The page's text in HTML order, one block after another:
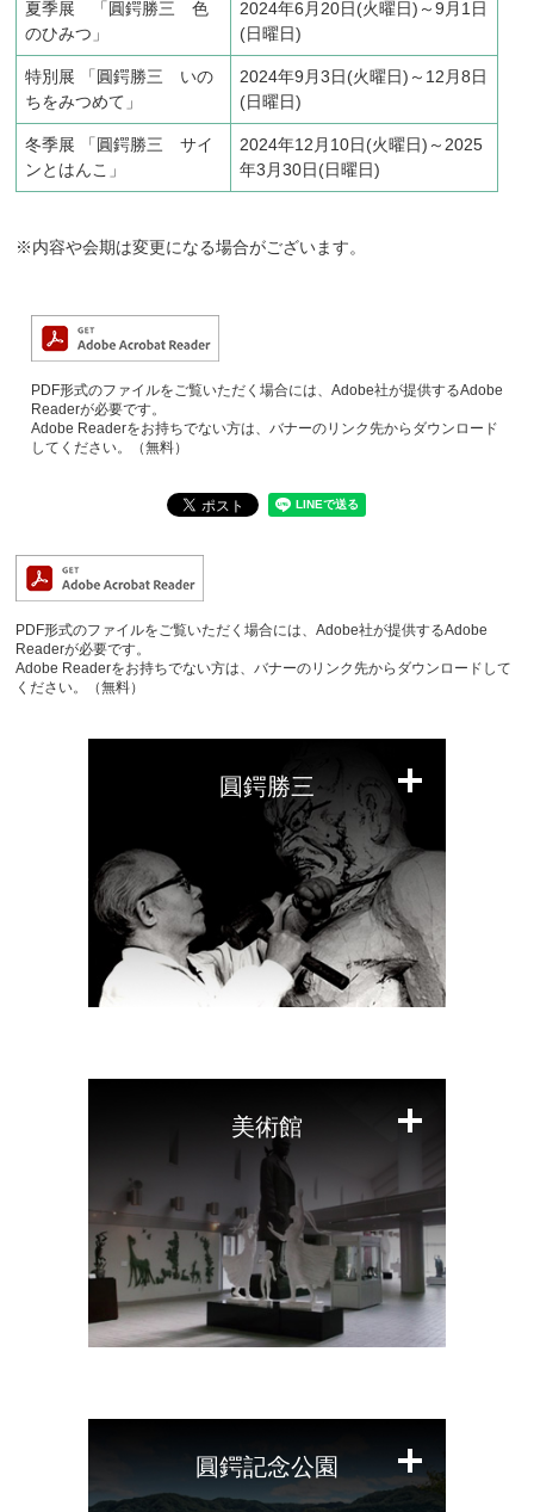
夏季展 「圓鍔勝三 色
のひみつ」
2024年6月20日(火曜日)～9月1日
(日曜日)
特別展 「圓鍔勝三 いの
ちをみつめて」
2024年9月3日(火曜日)～12月8日
(日曜日)
冬季展 「圓鍔勝三 サイ
ンとはんこ」
2024年12月10日(火曜日)～2025
年3月30日(日曜日)
※内容や会期は変更になる場合がございます。
PDF形式のファイルをご覧いただく場合には、Adobe社が提供するAdobe
Readerが必要です。
Adobe Readerをお持ちでない方は、バナーのリンク先からダウンロード
してください。（無料）
PDF形式のファイルをご覧いただく場合には、Adobe社が提供するAdobe
Readerが必要です。
Adobe Readerをお持ちでない方は、バナーのリンク先からダウンロードして
ください。（無料）
圓鍔勝三
る
美術館
る
圓鍔記念公園